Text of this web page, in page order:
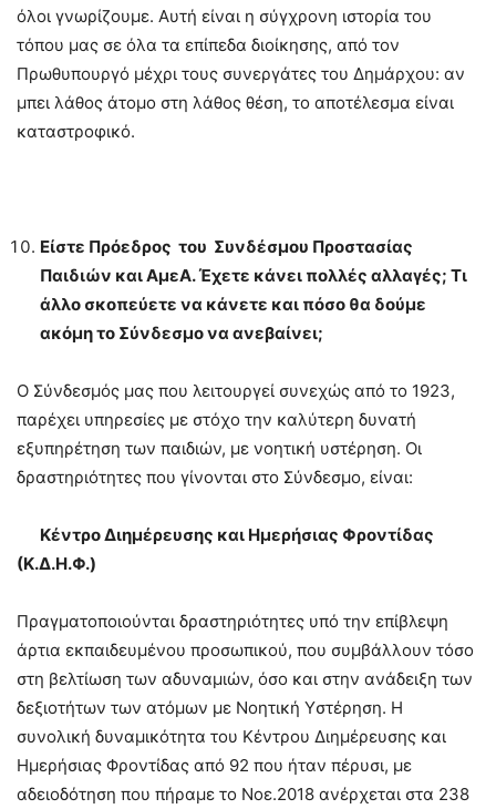
όλοι γνωρίζουμε. Αυτή είναι η σύγχρονη ιστορία του
τόπου μας σε όλα τα επίπεδα διοίκησης, από τον
Πρωθυπουργό μέχρι τους συνεργάτες του Δημάρχου: αν
μπει λάθος άτομο στη λάθος θέση, το αποτέλεσμα είναι
καταστροφικό.
Είστε Πρόεδρος του Συνδέσμου Προστασίας
Παιδιών και ΑμεΑ. Έχετε κάνει πολλές αλλαγές; Τι
άλλο σκοπεύετε να κάνετε και πόσο θα δούμε
ακόμη το Σύνδεσμο να ανεβαίνει;
Ο Σύνδεσμός μας που λειτουργεί συνεχώς από το 1923,
παρέχει υπηρεσίες με στόχο την καλύτερη δυνατή
εξυπηρέτηση των παιδιών, με νοητική υστέρηση. Οι
δραστηριότητες που γίνονται στο Σύνδεσμο, είναι:
Κέντρο Διημέρευσης και Ημερήσιας Φροντίδας
(Κ.Δ.Η.Φ.)
Πραγματοποιούνται δραστηριότητες υπό την επίβλεψη
άρτια εκπαιδευμένου προσωπικού, που συμβάλλουν τόσο
στη βελτίωση των αδυναμιών, όσο και στην ανάδειξη των
δεξιοτήτων των ατόμων με Nοητική Yστέρηση. Η
συνολική δυναμικότητα του Κέντρου Διημέρευσης και
Ημερήσιας Φροντίδας από 92 που ήταν πέρυσι, με
αδειοδότηση που πήραμε το Νοε.2018 ανέρχεται στα 238